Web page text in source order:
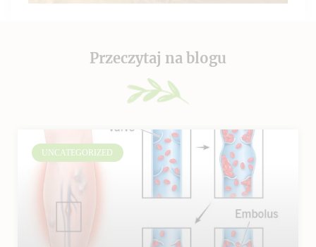
Przeczytaj na blogu
UNCATEGORIZED